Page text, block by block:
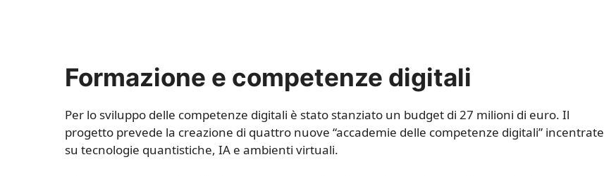
Formazione e competenze digitali
Per lo sviluppo delle competenze digitali è stato stanziato un budget di 27 milioni di euro. Il
progetto prevede la creazione di quattro nuove “accademie delle competenze digitali” incentrate
su tecnologie quantistiche, IA e ambienti virtuali.